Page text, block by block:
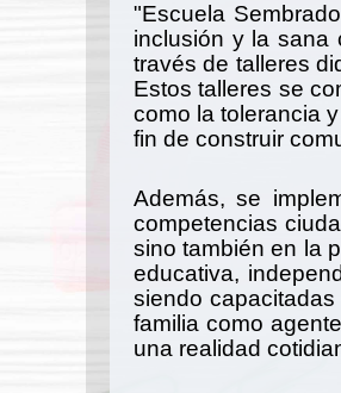
"Escuela
inclusión y la sana
través de talleres
Estos talleres se
como la tolerancia
fin de construir
Además, se
competencias
sino también en la
educativa,
siendo
familia como
una realidad